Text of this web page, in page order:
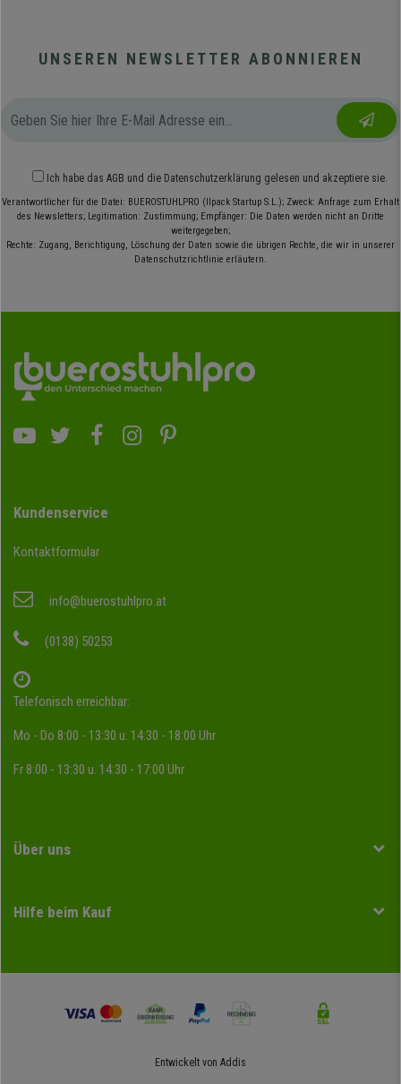
UNSEREN NEWSLETTER ABONNIEREN
Ich habe das AGB und die Datenschutzerklärung gelesen und akzeptiere sie.
Verantwortlicher für die Datei: BUEROSTUHLPRO (Ilpack Startup S.L.); Zweck: Anfrage zum Erhalt
des Newsletters; Legitimation: Zustimmung; Empfänger: Die Daten werden nicht an Dritte
weitergegeben;
Rechte: Zugang, Berichtigung, Löschung der Daten sowie die übrigen Rechte, die wir in unserer
Datenschutzrichtlinie erläutern.
Kundenservice
Kontaktformular
info@buerostuhlpro.at
(0138) 50253
Telefonisch erreichbar:
Mo - Do 8:00 - 13:30 u. 14:30 - 18:00 Uhr
Fr 8:00 - 13:30 u. 14:30 - 17:00 Uhr
Über uns
Hilfe beim Kauf
Entwickelt von Addis